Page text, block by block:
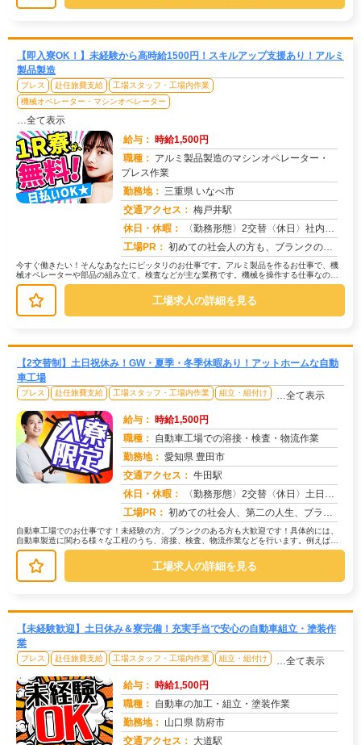
【即入寮OK！】未経験から高時給1500円！スキルアップ支援あり！アルミ
製品製造
プレス 赴任旅費支給
工場スタッフ・工場内作業
機械オペレーター・マシンオペレーター
…全て表示
給与： 時給1,500円
職種： アルミ製品製造のマシンオペレーター・
プレス作業
勤務地： 三重県 いなべ市
交通アクセス： 梅戸井駅
休日・休暇：
〈勤務形態〉2交替〈休日〉社内カレンダーに準ずる★ＧＷ★夏季休暇★冬季休暇★年末年始
工場PR： 初めての社会人の方も、ブランクのある方も安心！株式会社京栄センターでは、未経験者の方を積極的に応援しています。→家...
今すぐ働きたい！そんなあなたにピッタリのお仕事です。アルミ製品を作るお仕事で、機
械オペレーターや部品の組み立て、検査などが主な業務です。機械を操作する仕事なの
で、特別なスキルは必要ありません。未...
工場求人の詳細を見る
【2交替制】土日祝休み！GW・夏季・冬季休暇あり！アットホームな自動
車工場
プレス 赴任旅費支給 工場スタッフ・工場内作業 組立・組付け …全て表示
給与： 時給1,500円
職種： 自動車工場での溶接・検査・物流作業
勤務地： 愛知県 豊田市
交通アクセス： 牛田駅
休日・休暇：
〈勤務形態〉2交替〈休日〉土日★ＧＷ★夏季休暇★冬季休暇★年末年始
工場PR： 初めての社会人、第二の人生、ブランクのある方も安心！株式会社京栄センターでは、未経験者多数活躍中！専属スタッフが就...
自動車工場でのお仕事です！未経験の方、ブランクのある方も大歓迎です！具体的には、
自動車製造に関わる様々な工程のうち、溶接、検査、物流作業などを行います。例えば、
溶接作業では、図面を見ながら部品を...
工場求人の詳細を見る
【未経験歓迎】土日休み＆寮完備！充実手当で安心の自動車組立・塗装作
業
プレス 赴任旅費支給 工場スタッフ・工場内作業 組立・組付け …全て表示
給与： 時給1,500円
職種： 自動車の加工・組立・塗装作業
勤務地： 山口県 防府市
交通アクセス： 大道駅